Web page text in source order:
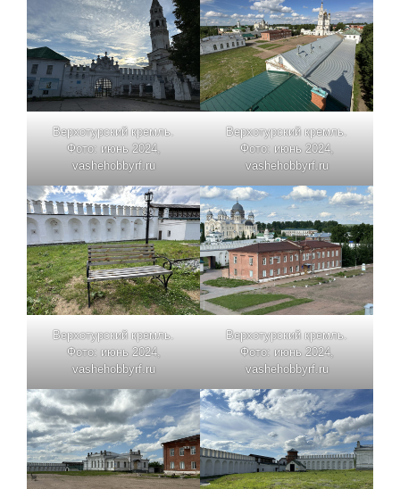
Верхотурский кремль.
Фото: июнь 2024,
vashehobbyrf.ru
Верхотурский кремль.
Фото: июнь 2024,
vashehobbyrf.ru
Верхотурский кремль.
Фото: июнь 2024,
vashehobbyrf.ru
Верхотурский кремль.
Фото: июнь 2024,
vashehobbyrf.ru